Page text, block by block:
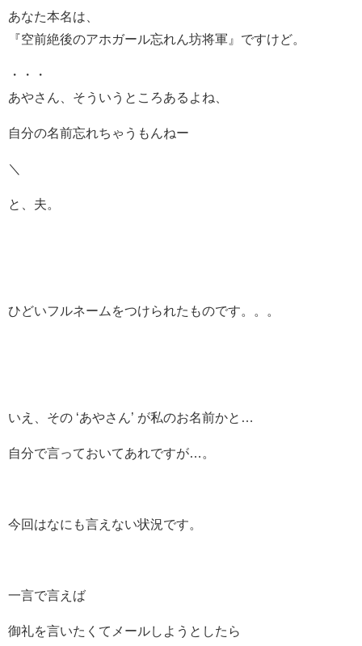
あなた本名は、
『空前絶後のアホガール忘れん坊将軍』ですけど。
・・・
あやさん、そういうところあるよね、
自分の名前忘れちゃうもんねー
＼
と、夫。
ひどいフルネームをつけられたものです。。。
いえ、その ‘あやさん’ が私のお名前かと…
自分で言っておいてあれですが…。
今回はなにも言えない状況です。
一言で言えば
御礼を言いたくてメールしようとしたら